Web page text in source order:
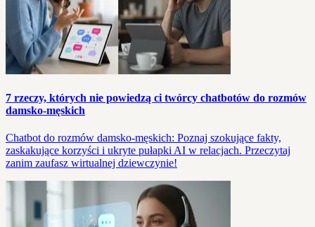
7 rzeczy, których nie powiedzą ci twórcy chatbotów do rozmów
damsko-męskich
Chatbot do rozmów damsko-męskich: Poznaj szokujące fakty,
zaskakujące korzyści i ukryte pułapki AI w relacjach. Przeczytaj
zanim zaufasz wirtualnej dziewczynie!